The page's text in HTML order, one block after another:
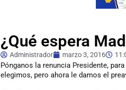
¿Qué espera
Administrador marzo 3, 2016
Pónganos la renuncia Presidente,
elegimos, pero ahora le damos el